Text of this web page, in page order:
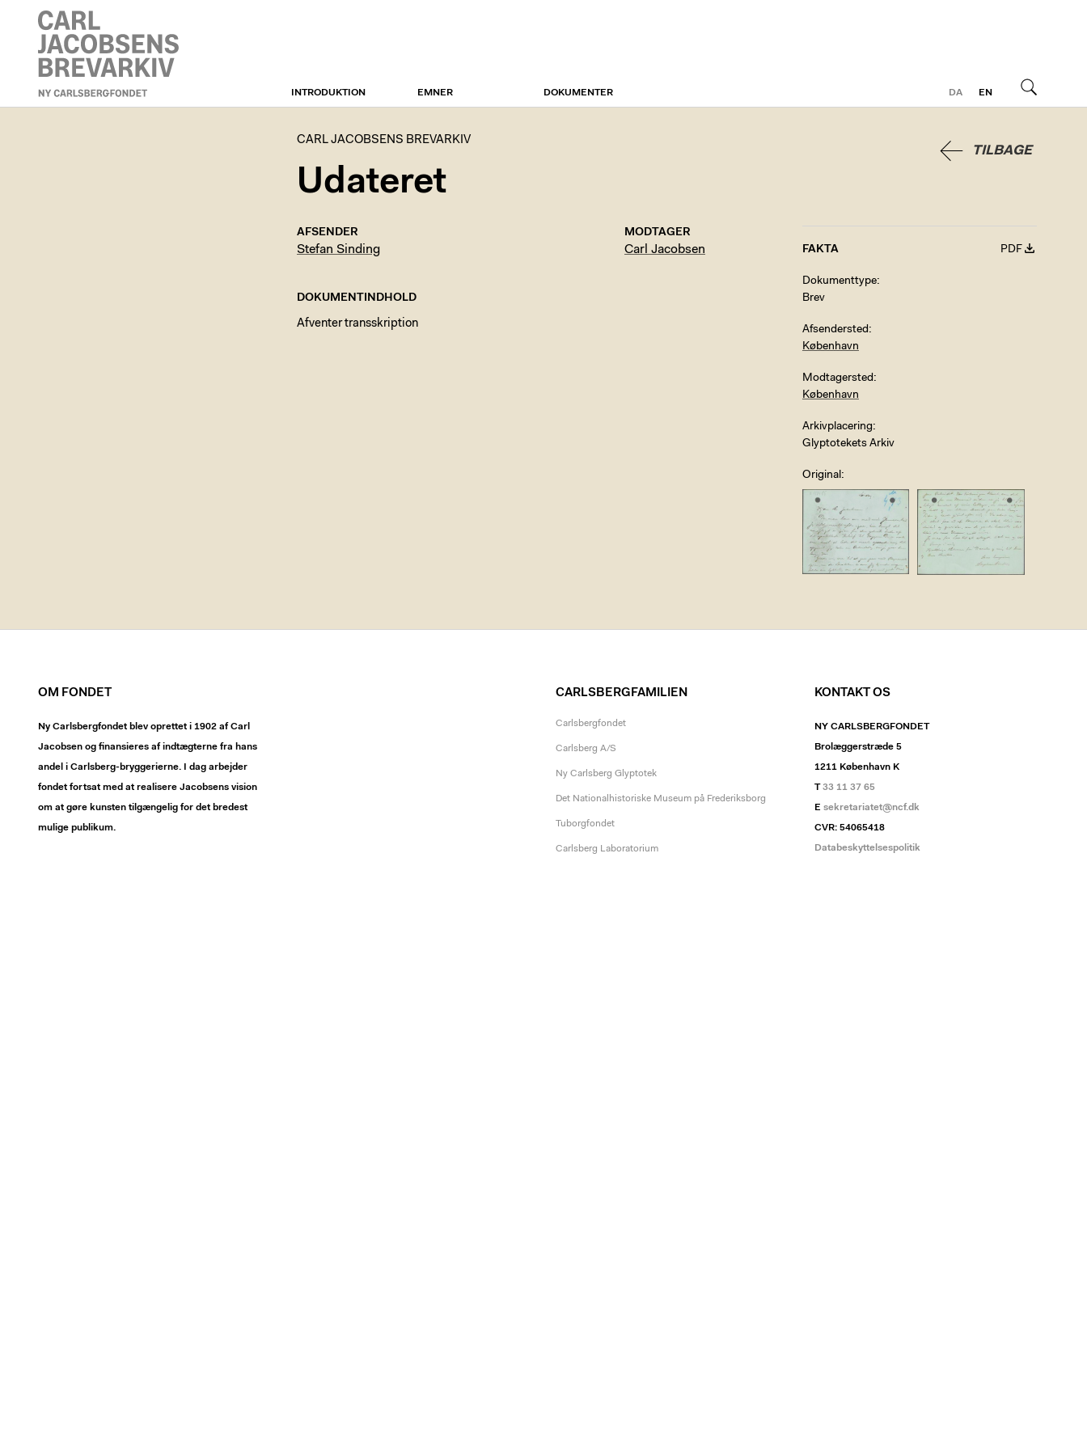
CARL JACOBSENS
DA
EN
INTRODUKTION EMNER DOKUMENTER
TILBAGE
CARL JACOBSENS BREVARKIV
Udateret
AFSENDER
Stefan Sinding
MODTAGER
Carl Jacobsen
DOKUMENTINDHOLD
Afventer transskription
FAKTA PDF
Dokumenttype
Brev
Afsendersted
København
Modtagersted
København
Arkivplacering
Glyptotekets Arkiv
Original
OM FONDET
Ny Carlsbergfondet blev oprettet i 1902 af Carl
Jacobsen og finansieres af indtægterne fra hans
andel i Carlsberg-bryggerierne. I dag arbejder
fondet fortsat med at realisere Jacobsens vision
om at gøre kunsten tilgængelig for det bredest
mulige publikum.
CARLSBERGFAMILIEN
Carlsbergfondet
Carlsberg A/S
Ny Carlsberg Glyptotek
Det Nationalhistoriske Museum på Frederiksborg
Tuborgfondet
Carlsberg Laboratorium
KONTAKT OS
NY CARLSBERGFONDET
Brolæggerstræde 5
1211 København K
T33 11 37 65
E sekretariatet@ncf.dk
CVR: 54065418
Databeskyttelsespolitik